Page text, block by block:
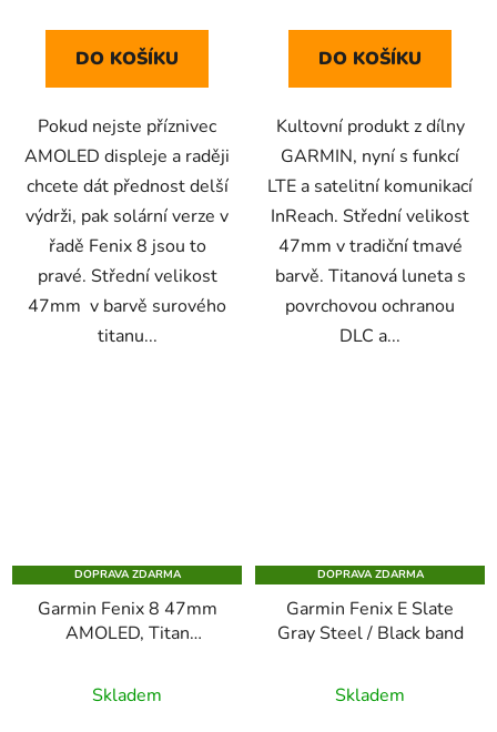
DO KOŠÍKU
Pokud nejste příznivec
AMOLED displeje a raději
chcete dát přednost delší
výdrži, pak solární verze v
řadě Fenix 8 jsou to
pravé. Střední velikost
47mm v barvě surového
titanu...
DO KOŠÍKU
Kultovní produkt z dílny
GARMIN, nyní s funkcí
LTE a satelitní komunikací
InReach. Střední velikost
47mm v tradiční tmavé
barvě. Titanová luneta s
povrchovou ochranou
DLC a...
DOPRAVA ZDARMA
Garmin Fenix 8 47mm
AMOLED, Titan
Skladem
DOPRAVA ZDARMA
Garmin Fenix E Slate
Gray Steel / Black band
Skladem